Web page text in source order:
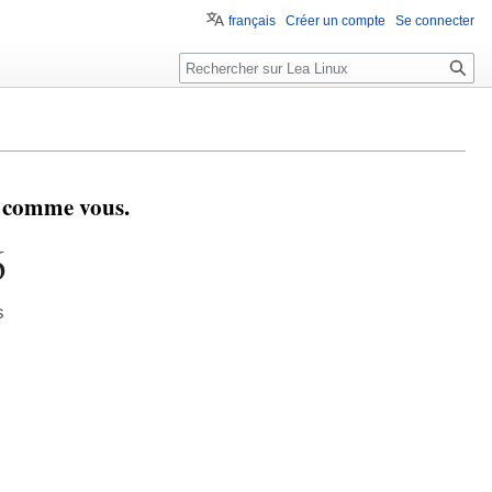
vous.
français Créer un compte Se connecter